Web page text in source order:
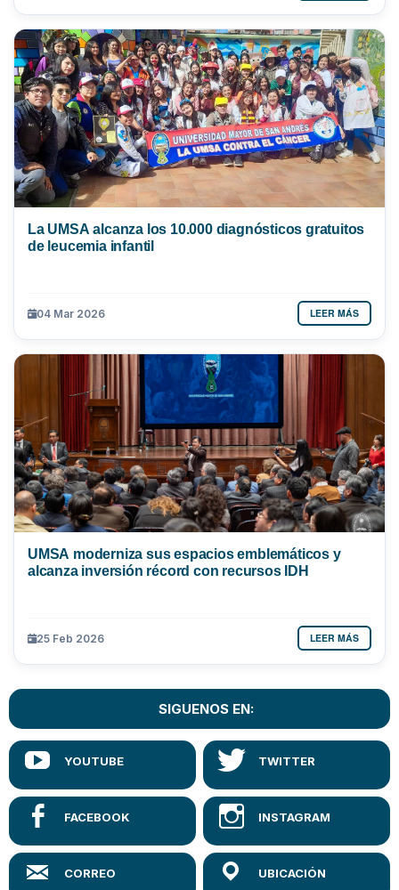
La UMSA alcanza los 10.000 diagnósticos gratuitos
de leucemia infantil
04 Mar 2026 LEER MÁS
UMSA moderniza sus espacios emblemáticos y
alcanza inversión récord con recursos IDH
25 Feb 2026 LEER MÁS
SIGUENOS EN: